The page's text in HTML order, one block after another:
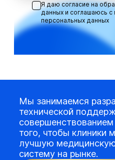
Я даю согласие на
данных и соглашаюсь с
персональных данных
Мы занимаемся
технической
того, чтобы клиники
лучшую
систему на рынке.